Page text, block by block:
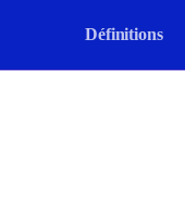
Définitions